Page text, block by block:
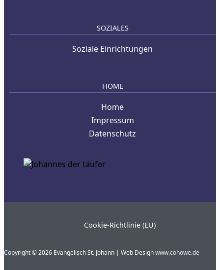
SOZIALES
Soziale Einrichtungen
HOME
Home
Impressum
Datenschutz
Cookie-Richtlinie (EU)
Copyright © 2026 Evangelisch St. Johann | Web Designwww.cohowe.de